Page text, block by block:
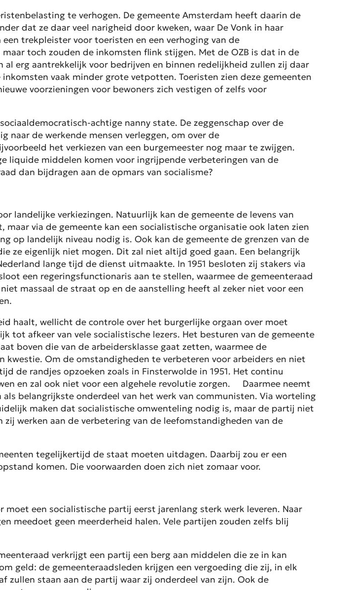
te verhogen. De gemeente Amsterdam heeft daarin de
dat ze daar veel narigheid door kweken, waar De Vonk in haar
trekpleister voor toeristen en een verhoging van de
toch zouden de inkomsten flink stijgen. Met de OZB is dat in de
erg aantrekkelijk voor bedrijven en binnen redelijkheid zullen zij daar
vaak minder grote vetpotten. Toeristen zien deze gemeenten
voorzieningen voor bewoners zich vestigen of zelfs voor
achtige nanny state. De zeggenschap over de
de werkende mensen verleggen, om over de
het verkiezen van een burgemeester nog maar te zwijgen.
liquide middelen komen voor ingrijpende verbeteringen van de
dan bijdragen aan de opmars van socialisme?
landelijke verkiezingen. Natuurlijk kan de gemeente de levens van
via de gemeente kan een socialistische organisatie ook laten zien
op landelijk niveau nodig is. Ook kan de gemeente de grenzen van de
ze eigenlijk niet mogen. Dit zal niet altijd goed gaan. Een belangrijk
lange tijd de dienst uitmaakte. In 1951 besloten zij stakers via
een regeringsfunctionaris aan te stellen, waarmee de gemeenteraad
massaal de straat op en de aanstelling heeft al zeker niet voor een
haalt, wellicht de controle over het burgerlijke orgaan over moet
tot afkeer van vele socialistische lezers. Het besturen van de gemeente
boven die van de arbeidersklasse gaat zetten, waarmee de
Om de omstandigheden te verbeteren voor arbeiders en niet
de randjes opzoeken zoals in Finsterwolde in 1951. Het continu
en zal ook niet voor een algehele revolutie zorgen. Daarmee neemt
belangrijkste onderdeel van het werk van communisten. Via worteling
maken dat socialistische omwenteling nodig is, maar de partij niet
werken aan de verbetering van de leefomstandigheden van de
tegelijkertijd de staat moeten uitdagen. Daarbij zou er een
komen. Die voorwaarden doen zich niet zomaar voor.
een socialistische partij eerst jarenlang sterk werk leveren. Naar
meedoet geen meerderheid halen. Vele partijen zouden zelfs blij
verkrijgt een partij een berg aan middelen die ze in kan
geld: de gemeenteraadsleden krijgen een vergoeding die zij, in elk
zullen staan aan de partij waar zij onderdeel van zijn. Ook de